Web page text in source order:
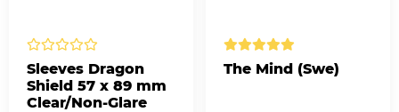
Sleeves Dragon
Shield 57 x 89 mm
Clear/Non-Glare
The Mind (Swe)